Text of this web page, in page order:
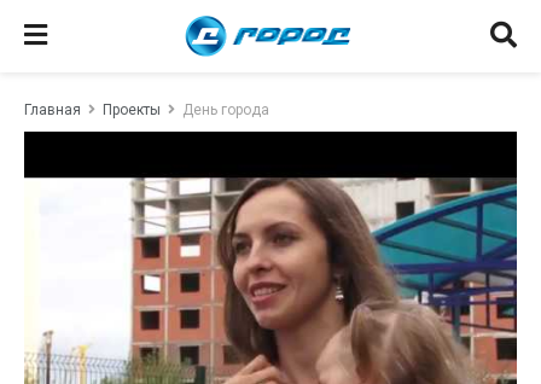
Главная Проекты День города